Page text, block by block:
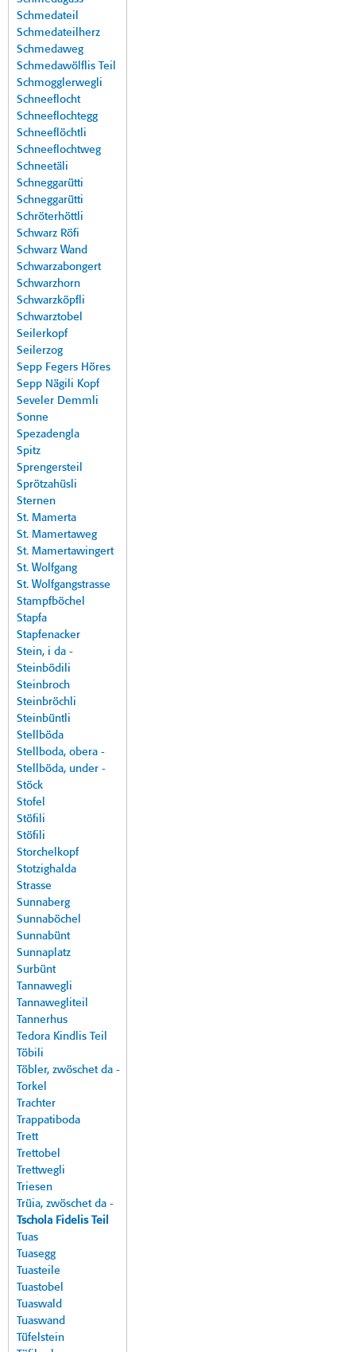
Schmedateil
Schmedateilherz
Schmedaweg
Schmedawölflis Teil
Schmogglerwegli
Schneeflocht
Schneeflochtegg
Schneeflöchtli
Schneeflochtweg
Schneetäli
Schneggarütti
Schneggarütti
Schröterhöttli
Schwarz Röfi
Schwarz Wand
Schwarzabongert
Schwarzhorn
Schwarzköpfli
Schwarztobel
Seilerkopf
Seilerzog
Sepp Fegers Höres
Sepp Nägili Kopf
Seveler Demmli
Sonne
Spezadengla
Spitz
Sprengersteil
Sprötzahüsli
Sternen
St. Mamerta
St. Mamertaweg
St. Mamertawingert
St. Wolfgang
St. Wolfgangstrasse
Stampfböchel
Stapfa
Stapfenacker
Stein, i da -
Steinbödili
Steinbroch
Steinbröchli
Steinbüntli
Stellböda
Stellboda, obera -
Stellböda, under -
Stöck
Stofel
Stöfili
Stöfili
Storchelkopf
Stotzighalda
Strasse
Sunnaberg
Sunnaböchel
Sunnabünt
Sunnaplatz
Surbünt
Tannawegli
Tannawegliteil
Tannerhus
Tedora Kindlis Teil
Töbili
Töbler, zwöschet da -
Torkel
Trachter
Trappatiboda
Trett
Trettobel
Trettwegli
Triesen
Trüia, zwöschet da -
Tschola Fidelis Teil
Tuas
Tuasegg
Tuasteile
Tuastobel
Tuaswald
Tuaswand
Tüfelstein